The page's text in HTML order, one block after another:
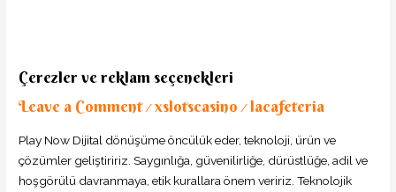
Çerezler ve reklam seçenekleri
Leave a Comment /xslotscasino /lacafeteria
Play Now Dijital dönüşüme öncülük eder, teknoloji, ürün ve
çözümler geliştiririz. Saygınlığa, güvenilirliğe, dürüstlüğe, adil ve
hoşgörülü davranmaya, etik kurallara önem veririz. Teknolojik
Çerezler
ve
reklam